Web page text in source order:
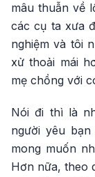
mâu thuẫn về
các cụ ta xưa
nghiệm và tôi
xử thoải mái
mẹ chồng với
Nói đi thì là
người yêu
mong muốn
Hơn nữa, theo